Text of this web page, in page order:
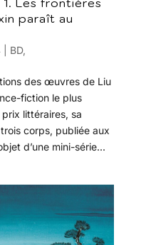
Les frontières
paraît au
| BD,
des œuvres de Liu
fiction le plus
littéraires, sa
corps, publiée aux
d’une mini-série...